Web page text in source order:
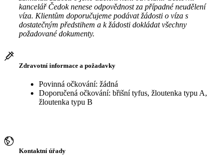
kancelář Čedok nenese odpovědnost za případné neudělení
víza. Klientům doporučujeme podávat žádosti o víza s
dostatečným předstihem a k žádosti dokládat všechny
požadované dokumenty.
Zdravotní informace a požadavky
Povinná očkování: žádná
Doporučená očkování: břišní tyfus, žloutenka typu A,
žloutenka typu B
Kontaktní úřady